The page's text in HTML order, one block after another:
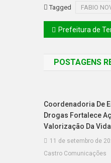
Tagged FABIO
Prefeitura de Teresina assume a gestão do Centro de Educação
POSTAGENS
Coordenadoria De
Drogas Fortalece
Valorização Da Vida
11 de setembro de
Castro Comunicações